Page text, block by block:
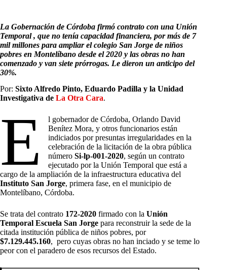
La Gobernación de Córdoba firmó contrato con una Unión
Temporal , que no tenía capacidad financiera, por más de 7
mil millones para ampliar el colegio San Jorge de niños
pobres en Montelíbano desde el 2020 y las obras no han
comenzado y van siete prórrogas. Le dieron un anticipo del
30%.
Por: Sixto Alfredo Pinto, Eduardo Padilla y la Unidad
Investigativa de La Otra Cara.
E
l gobernador de Córdoba, Orlando David
Benítez Mora, y otros funcionarios están
indiciados por presuntas irregularidades en la
celebración de la licitación de la obra pública
númeroSi-lp-001-2020, según un contrato
ejecutado por la Unión Temporal que está a
cargo de la ampliación de la infraestructura educativa del
Instituto San Jorge, primera fase, en el municipio de
Montelíbano, Córdoba.
Se trata del contrato 172-2020 firmado con la Unión
Temporal Escuela San Jorge para reconstruir la sede de la
citada institución pública de niños pobres, por
$7.129.445.160, pero cuyas obras no han inciado y se teme lo
peor con el paradero de esos recursos del Estado.